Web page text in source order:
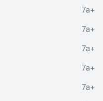
7a+
7a+
7a+
7a+
7a+